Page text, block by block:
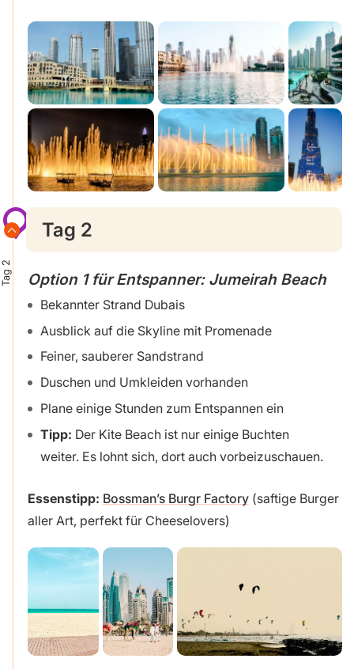
Tag 2
Tag 2
Option 1 für Entspanner: Jumeirah Beach
Bekannter Strand Dubais
Ausblick auf die Skyline mit Promenade
Feiner, sauberer Sandstrand
Duschen und Umkleiden vorhanden
Plane einige Stunden zum Entspannen ein
Tipp: Der Kite Beach ist nur einige Buchten
weiter. Es lohnt sich, dort auch vorbeizuschauen.
Essenstipp: Bossman’s Burgr Factory(saftige Burger
aller Art, perfekt für Cheeselovers)